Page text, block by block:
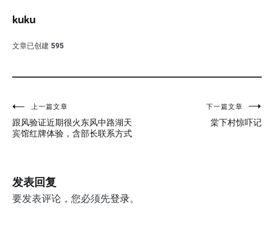
kuku
文章已创建 595
文
章
航
上一篇文章
跟风验证近期很火东风中路湖天
宾馆红牌体验，含部长联系方式
下一篇文章
棠下村惊吓记
发表回复
要发表评论，您必须先登录。